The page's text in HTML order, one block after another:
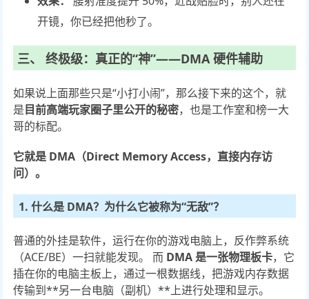
开镜，你已经把他秒了。
三、 终极级：真正的“神”——DMA 硬件辅助
如果说上面那些只是“小打小闹”，那么接下来的这个，就
是目前高端玩家圈子里公开的秘密，也是工作室和榜一大
哥的标配。
它就是 DMA（Direct Memory Access，直接内存访
问）。
1. 什么是 DMA？为什么它被称为“无敌”？
普通的外挂是软件，运行在你的游戏电脑上，反作弊系统
（ACE/BE）一扫就能发现。 而 DMA 是一张物理板卡，它
插在你的电脑主板上，通过一根数据线，把游戏内存数据
传输到**另一台电脑（副机）**上进行处理和显示。